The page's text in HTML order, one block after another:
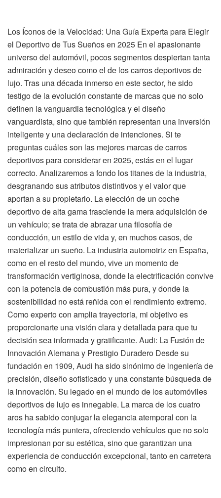
Los Íconos de la Velocidad: Una Guía Experta para Elegir
el Deportivo de Tus Sueños en 2025 En el apasionante
universo del automóvil, pocos segmentos despiertan tanta
admiración y deseo como el de los carros deportivos de
lujo. Tras una década inmerso en este sector, he sido
testigo de la evolución constante de marcas que no solo
definen la vanguardia tecnológica y el diseño
vanguardista, sino que también representan una inversión
inteligente y una declaración de intenciones. Si te
preguntas cuáles son las mejores marcas de carros
deportivos para considerar en 2025, estás en el lugar
correcto. Analizaremos a fondo los titanes de la industria,
desgranando sus atributos distintivos y el valor que
aportan a su propietario. La elección de un coche
deportivo de alta gama trasciende la mera adquisición de
un vehículo; se trata de abrazar una filosofía de
conducción, un estilo de vida y, en muchos casos, de
materializar un sueño. La industria automotriz en España,
como en el resto del mundo, vive un momento de
transformación vertiginosa, donde la electrificación convive
con la potencia de combustión más pura, y donde la
sostenibilidad no está reñida con el rendimiento extremo.
Como experto con amplia trayectoria, mi objetivo es
proporcionarte una visión clara y detallada para que tu
decisión sea informada y gratificante. Audi: La Fusión de
Innovación Alemana y Prestigio Duradero Desde su
fundación en 1909, Audi ha sido sinónimo de ingeniería de
precisión, diseño sofisticado y una constante búsqueda de
la innovación. Su legado en el mundo de los automóviles
deportivos de lujo es innegable. La marca de los cuatro
aros ha sabido conjugar la elegancia atemporal con la
tecnología más puntera, ofreciendo vehículos que no solo
impresionan por su estética, sino que garantizan una
experiencia de conducción excepcional, tanto en carretera
como en circuito.